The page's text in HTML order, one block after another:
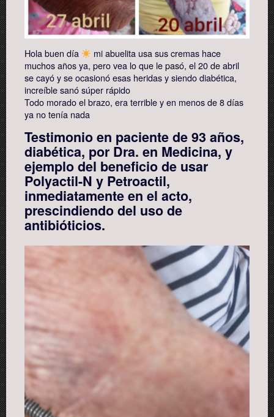
Hola buen día
mi abuelita usa sus cremas hace
muchos años ya, pero vea lo que le pasó, el 20 de abril
se cayó y se ocasionó esas heridas y siendo diabética,
increíble sanó súper rápido
Todo morado el brazo, era terrible y en menos de 8 días
ya no tenía nada
Testimonio en paciente de 93 años,
diabética, por Dra. en Medicina, y
ejemplo del beneficio de usar
Polyactil-N y Petroactil,
inmediatamente en el acto,
prescindiendo del uso de
antibióticios.